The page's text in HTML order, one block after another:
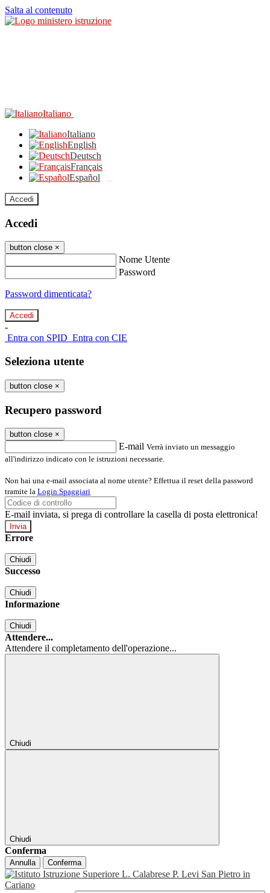
Salta al contenuto
Italiano
Italiano
English
Deutsch
Français
Español
Accedi
Accedi
button close ×
Nome Utente
Password
Password dimenticata?
-
Entra con SPID Entra con CIE
Seleziona utente
button close ×
Recupero password
button close ×
E-mail Verrà inviato un messaggio
all'indirizzo indicato con le istruzioni necessarie.
Non hai una e-mail associata al nome utente? Effettua il reset della password
tramite la Login Spaggiari
E-mail inviata, si prega di controllare la casella di posta elettronica!
Errore
Chiudi
Successo
Chiudi
Informazione
Chiudi
Attendere...
Attendere il completamento dell'operazione...
Chiudi
Chiudi
Conferma
Annulla Conferma